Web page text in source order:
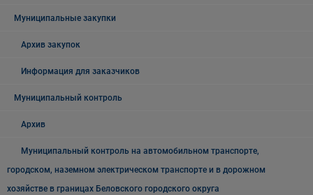
Муниципальные закупки
Архив закупок
Информация для заказчиков
Муниципальный контроль
Архив
Муниципальный контроль на автомобильном транспорте,
городском, наземном электрическом транспорте и в дорожном
хозяйстве в границах Беловского городского округа